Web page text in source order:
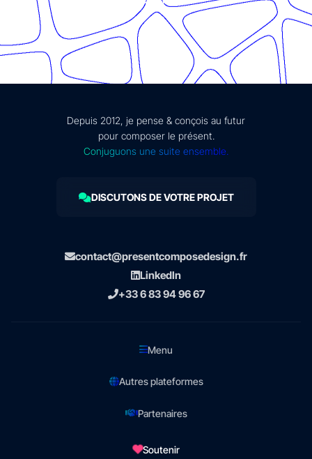
Depuis 2012, je pense & conçois au futur
pour composer le présent.
Conjuguons une suite ensemble.
DISCUTONS DE VOTRE PROJET
contact@presentcomposedesign.fr
LinkedIn
+33 6 83 94 96 67
Menu
Autres plateformes
Partenaires
Soutenir